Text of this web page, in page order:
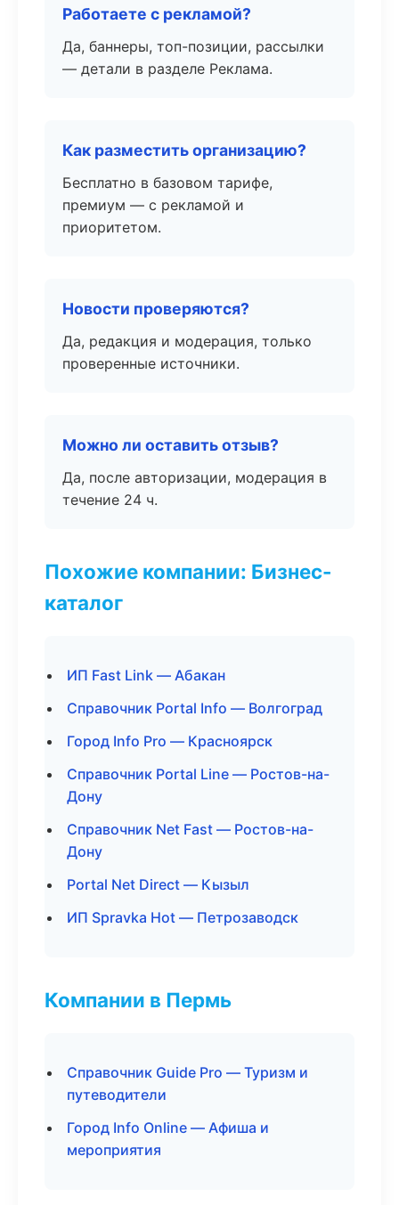
Работаете с рекламой?
Да, баннеры, топ-позиции, рассылки
— детали в разделе Реклама.
Как разместить организацию?
Бесплатно в базовом тарифе,
премиум — с рекламой и
приоритетом.
Новости проверяются?
Да, редакция и модерация, только
проверенные источники.
Можно ли оставить отзыв?
Да, после авторизации, модерация в
течение 24 ч.
Похожие компании: Бизнес-
каталог
ИП Fast Link — Абакан
Справочник Portal Info — Волгоград
Город Info Pro — Красноярск
Справочник Portal Line — Ростов-на-
Дону
Справочник Net Fast — Ростов-на-
Дону
Portal Net Direct — Кызыл
ИП Spravka Hot — Петрозаводск
Компании в Пермь
Справочник Guide Pro — Туризм и
путеводители
Город Info Online — Афиша и
мероприятия